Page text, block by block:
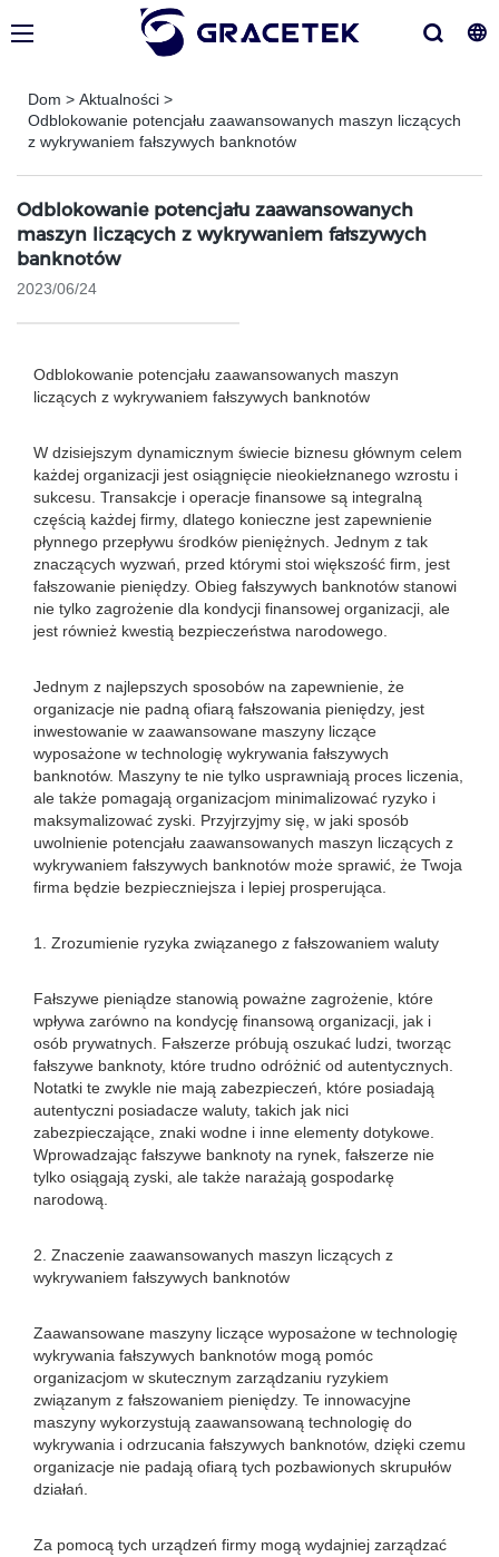
Dom > Aktualności >
Odblokowanie potencjału zaawansowanych maszyn liczących
z wykrywaniem fałszywych banknotów
Odblokowanie potencjału zaawansowanych
maszyn liczących z wykrywaniem fałszywych
banknotów
2023/06/24
Odblokowanie potencjału zaawansowanych maszyn
liczących z wykrywaniem fałszywych banknotów
W dzisiejszym dynamicznym świecie biznesu głównym celem
każdej organizacji jest osiągnięcie nieokiełznanego wzrostu i
sukcesu. Transakcje i operacje finansowe są integralną
częścią każdej firmy, dlatego konieczne jest zapewnienie
płynnego przepływu środków pieniężnych. Jednym z tak
znaczących wyzwań, przed którymi stoi większość firm, jest
fałszowanie pieniędzy. Obieg fałszywych banknotów stanowi
nie tylko zagrożenie dla kondycji finansowej organizacji, ale
jest również kwestią bezpieczeństwa narodowego.
Jednym z najlepszych sposobów na zapewnienie, że
organizacje nie padną ofiarą fałszowania pieniędzy, jest
inwestowanie w zaawansowane maszyny liczące
wyposażone w technologię wykrywania fałszywych
banknotów. Maszyny te nie tylko usprawniają proces liczenia,
ale także pomagają organizacjom minimalizować ryzyko i
maksymalizować zyski. Przyjrzyjmy się, w jaki sposób
uwolnienie potencjału zaawansowanych maszyn liczących z
wykrywaniem fałszywych banknotów może sprawić, że Twoja
firma będzie bezpieczniejsza i lepiej prosperująca.
1. Zrozumienie ryzyka związanego z fałszowaniem waluty
Fałszywe pieniądze stanowią poważne zagrożenie, które
wpływa zarówno na kondycję finansową organizacji, jak i
osób prywatnych. Fałszerze próbują oszukać ludzi, tworząc
fałszywe banknoty, które trudno odróżnić od autentycznych.
Notatki te zwykle nie mają zabezpieczeń, które posiadają
autentyczni posiadacze waluty, takich jak nici
zabezpieczające, znaki wodne i inne elementy dotykowe.
Wprowadzając fałszywe banknoty na rynek, fałszerze nie
tylko osiągają zyski, ale także narażają gospodarkę
narodową.
2. Znaczenie zaawansowanych maszyn liczących z
wykrywaniem fałszywych banknotów
Zaawansowane maszyny liczące wyposażone w technologię
wykrywania fałszywych banknotów mogą pomóc
organizacjom w skutecznym zarządzaniu ryzykiem
związanym z fałszowaniem pieniędzy. Te innowacyjne
maszyny wykorzystują zaawansowaną technologię do
wykrywania i odrzucania fałszywych banknotów, dzięki czemu
organizacje nie padają ofiarą tych pozbawionych skrupułów
działań.
Za pomocą tych urządzeń firmy mogą wydajniej zarządzać